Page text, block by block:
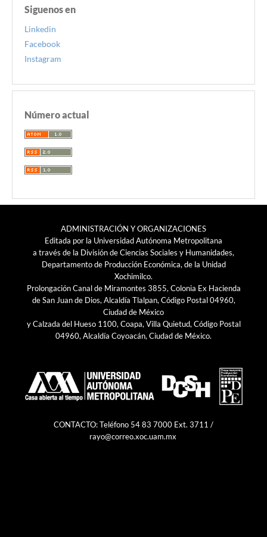
Siguenos en
Linkedin
Facebook
Instagram
Número actual
ADMINISTRACIÓN Y ORGANIZACIONES
Editada por la Universidad Autónoma Metropolitana
a través de la División de Ciencias Sociales y Humanidades,
Departamento de Producción Económica, de la Unidad
Xochimilco.
Prolongación Canal de Miramontes 3855, Colonia Ex Hacienda
de San Juan de Dios, Alcaldía Tlalpan, Código Postal 04960,
Ciudad de México
y Calzada del Hueso 1100, Coapa, Villa Quietud, Código Postal
04960, Alcaldía Coyoacán, Ciudad de México.
CONTACTO: Teléfono 54 83 7000 Ext. 3711 /
rayo@correo.xoc.uam.mx